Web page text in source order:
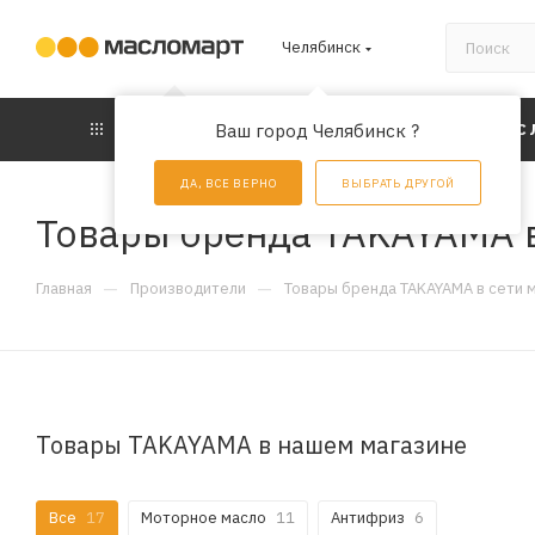
Челябинск
Ваш город Челябинск ?
ДА, ВСЕ ВЕРНО ВЫБРАТЬ ДРУГОЙ
АКЦИИ
Товары бренда
Главная — Производители — Товары бренда TAKAYAMA в
Товары TAKAYAMA в нашем магазине
Все 17 Моторное масло 11 Антифриз 6